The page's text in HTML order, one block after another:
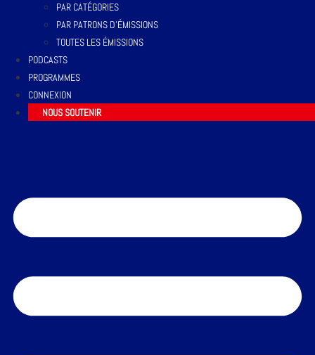
PAR CATÉGORIES
PAR PATRONS D’ÉMISSIONS
TOUTES LES ÉMISSIONS
PODCASTS
PROGRAMMES
CONNEXION
NOUS SOUTENIR